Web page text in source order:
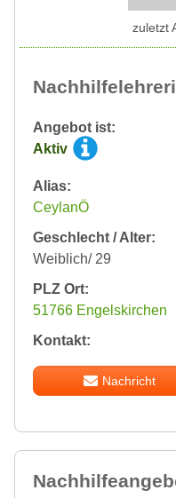
Angebot ist:
Aktiv
Alias:
CeylanÖ
Geschlecht / Alter:
Weiblich/ 29
PLZ Ort:
51766 Engelskirchen
Kontakt:
Nachricht
zuletzt